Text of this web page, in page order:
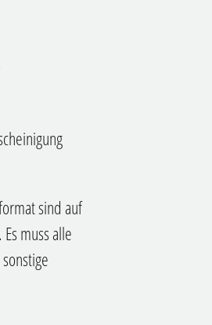
sind auf
muss alle